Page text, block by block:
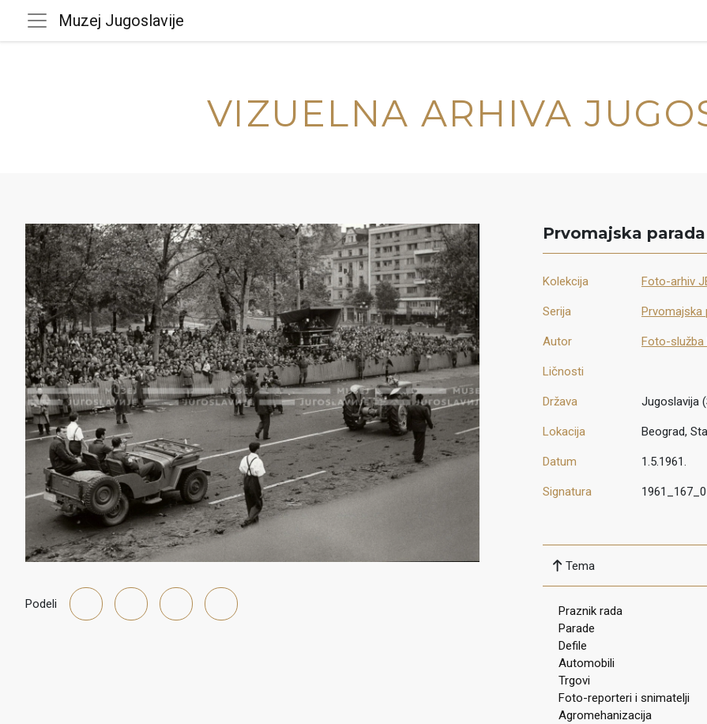
Muzej Jugoslavije
VIZUELNA ARHIVA
Podeli
Prvomajska parada
Kolekcija Foto-arhiv
Serija Prvomajska
Autor Foto-služba
Ličnosti
Država Jugoslavija
Lokacija Beograd,
Datum 1.5.1961.
Signatura
Tema
Praznik rada
Parade
Defile
Automobili
Trgovi
Foto-reporteri i snimatelji
Agromehanizacija